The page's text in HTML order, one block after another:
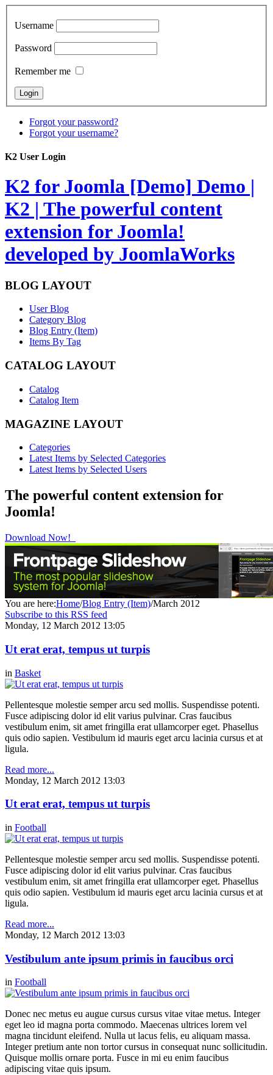
Username
Password
Remember me
Forgot your password?
Forgot your username?
K2 User Login
K2 for Joomla [Demo] Demo |
K2 | The powerful content
extension for Joomla!
developed by JoomlaWorks
BLOG LAYOUT
User Blog
Category Blog
Blog Entry (Item)
Items By Tag
CATALOG LAYOUT
Catalog
Catalog Item
MAGAZINE LAYOUT
Categories
Latest Items by Selected Categories
Latest Items by Selected Users
The powerful content extension for
Joomla!
Download Now!
You are here:Home/Blog Entry (Item)/March 2012
Subscribe to this RSS feed
Monday, 12 March 2012 13:05
Ut erat erat, tempus ut turpis
in Basket
Pellentesque molestie semper arcu sed mollis. Suspendisse potenti.
Fusce adipiscing dolor id elit varius pulvinar. Cras faucibus
vestibulum enim, sit amet fringilla erat ullamcorper eget. Phasellus
quis odio sapien. Vestibulum id mauris eget arcu lacinia cursus et at
ligula.
Read more...
Monday, 12 March 2012 13:03
Ut erat erat, tempus ut turpis
in Football
Pellentesque molestie semper arcu sed mollis. Suspendisse potenti.
Fusce adipiscing dolor id elit varius pulvinar. Cras faucibus
vestibulum enim, sit amet fringilla erat ullamcorper eget. Phasellus
quis odio sapien. Vestibulum id mauris eget arcu lacinia cursus et at
ligula.
Read more...
Monday, 12 March 2012 13:03
Vestibulum ante ipsum primis in faucibus orci
in Football
Donec nec metus eu augue cursus cursus vitae vitae metus. Integer
eget leo id magna porta commodo. Maecenas ultrices lorem vel
magna tincidunt eleifend. Nulla ut lacus felis, eu aliquam massa.
Integer pretium ante non tortor cursus in consequat nunc sollicitudin.
Quisque mollis ornare porta. Fusce in mi eu enim faucibus
adipiscing vitae quis ipsum.